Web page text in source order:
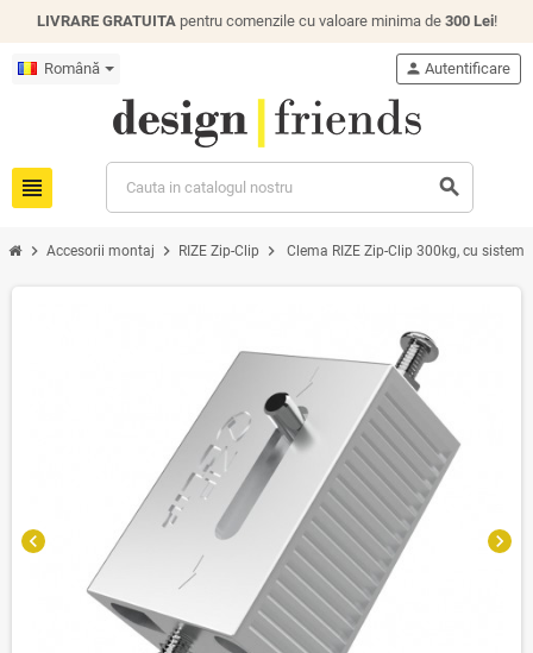
LIVRARE GRATUITApentru comenzile cu valoare minima de 300 Lei!
Română
view_headline search
person Autentificare
chevron_right Accesorii montaj chevron_right RIZE Zip-Clip chevron_right Clema RIZE Zip-Clip 300kg, cu sistem
chevron_left chevron_right